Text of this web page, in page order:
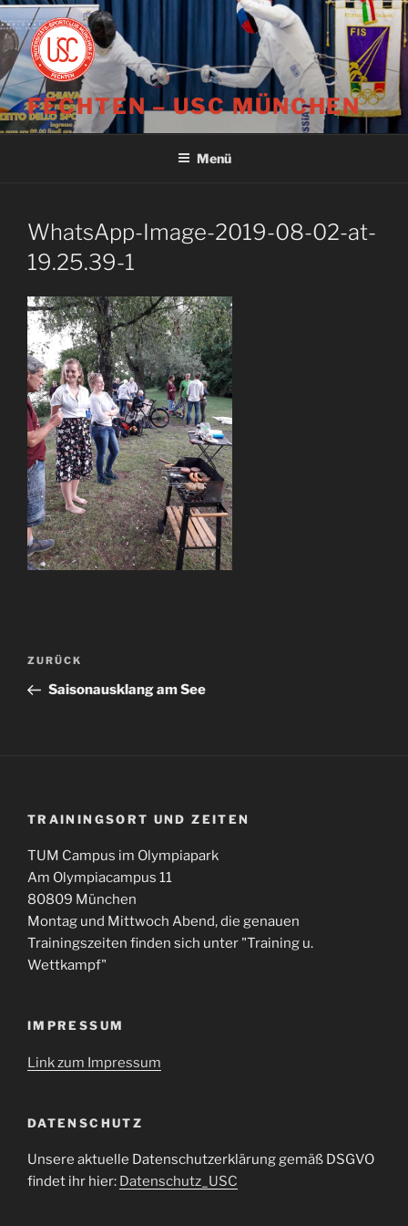
Zum
Inhalt
springen
FECHTEN – USC MÜNCHEN
Menü
WhatsApp-Image-2019-08-02-at-
19.25.39-1
Beitragsnavigation
Vorheriger
Beitrag
ZURÜCK
Saisonausklang am See
TRAININGSORT UND ZEITEN
TUM Campus im Olympiapark
Am Olympiacampus 11
80809 München
Montag und Mittwoch Abend, die genauen
Trainingszeiten finden sich unter "Training u.
Wettkampf"
IMPRESSUM
Link zum Impressum
DATENSCHUTZ
Unsere aktuelle Datenschutzerklärung gemäß DSGVO
findet ihr hier: Datenschutz_USC